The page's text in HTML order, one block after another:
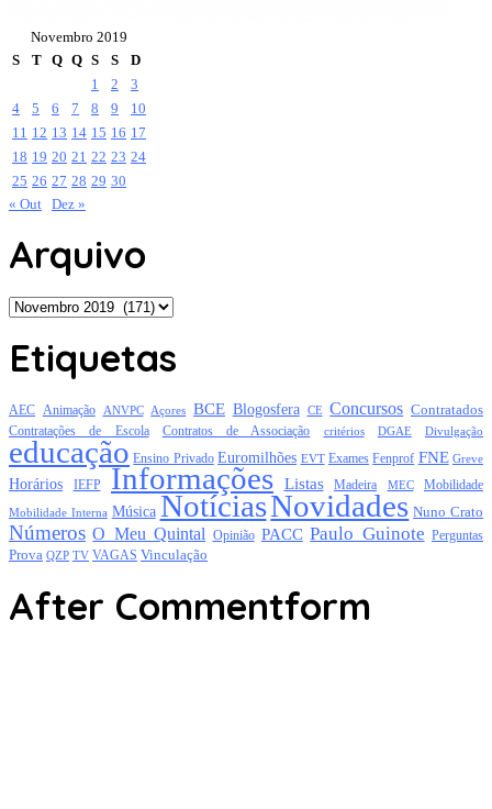
Novembro 2019
S
T Q Q S S
D
1
2
3
4
5 6 7 8 9
10
11 12 13 14 15 16 17
18 19 20 21 22 23 24
25 26 27 28 29 30
« Out Dez »
Arquivo
Arquivo
Etiquetas
AEC Animação ANVPC Açores BCE Blogosfera CE Concursos Contratados
Contratações de Escola Contratos de Associação critérios DGAE Divulgação
educação Ensino Privado Euromilhões EVT Exames Fenprof FNE Greve
Horários IEFP Informações Listas Madeira MEC Mobilidade
Mobilidade Interna Música NotíciasNovidades Nuno Crato
Números O Meu Quintal Opinião PACC Paulo Guinote Perguntas
Prova QZP TV VAGAS Vinculação
After Commentform